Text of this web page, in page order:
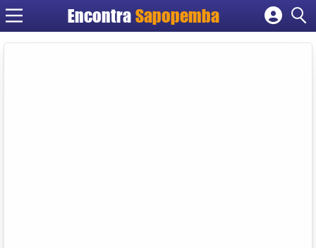
Encontra Sapopemba
Cadastrar empresa